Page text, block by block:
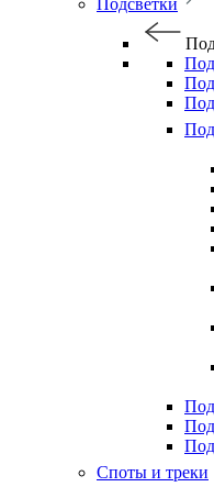
Подсветки
Споты и треки